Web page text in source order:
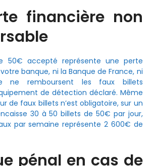
financière non
50€ accepté représente une perte
banque, ni la Banque de France, ni
ne remboursent les faux billets
de détection déclaré. Même
de faux billets n’est obligatoire, sur un
30 à 50 billets de 50€ par jour,
par semaine représente 2 600€ de
pénal en cas de